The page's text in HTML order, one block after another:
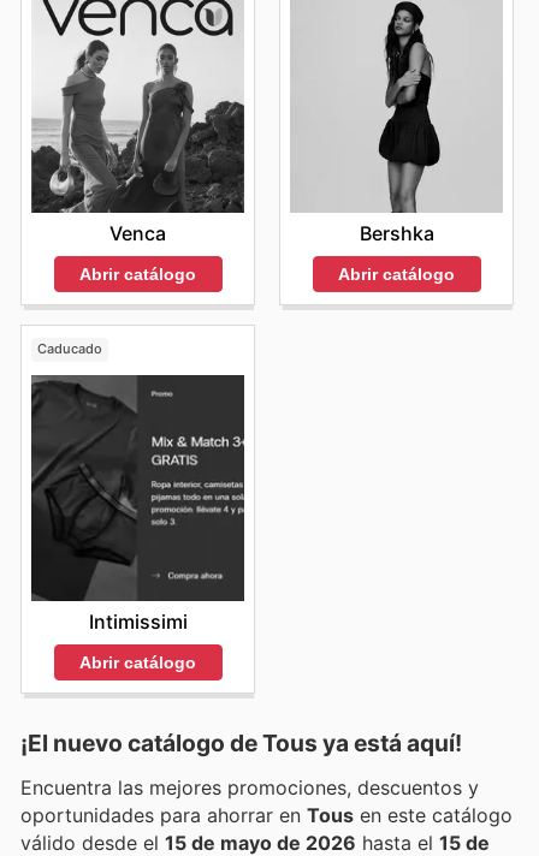
Venca
Abrir catálogo
Bershka
Abrir catálogo
Caducado
Intimissimi
Abrir catálogo
¡El nuevo catálogo deTous ya está aquí!
Encuentra las mejores promociones, descuentos y
oportunidades para ahorrar en Tous en este catálogo
válido desde el 15 de mayo de 2026 hasta el 15 de